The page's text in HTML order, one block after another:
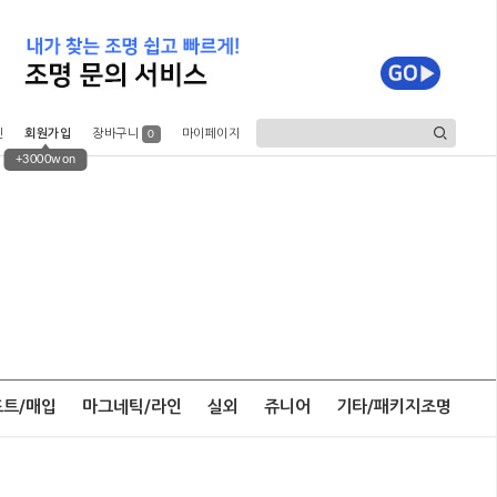
회원가입
+3000won
장바구니 0 마이페이지
트/매입 마그네틱/라인 실외 쥬니어 기타/패키지조명